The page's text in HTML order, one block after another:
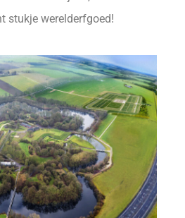
stukje werelderfgoed!